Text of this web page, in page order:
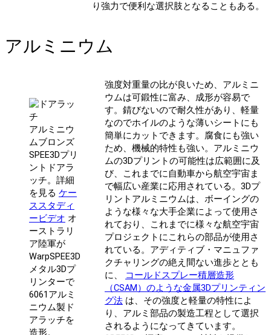
り強力で便利な選択肢となることもある。
アルミニウム
アルミニウ
ムブロンズ
SPEE3Dプリ
ントドアラ
ッチ。詳細
を見る ケー
ススタディ
ービデオ オ
ーストラリ
ア陸軍が
WarpSPEE3D
メタル3Dプ
リンターで
6061アルミ
ニウム製ド
アラッチを
造形。
強度対重量の比が良いため、アルミニ
ウムは可鍛性に富み、成形が容易で
す。錆びないので耐久性があり、軽量
なのでホイルのような薄いシートにも
簡単にカットできます。腐食にも強い
ため、機械的特性も強い。アルミニウ
ムの3Dプリントの可能性は広範囲に及
び、これまでに自動車から航空宇宙ま
で幅広い産業に応用されている。3Dプ
リントアルミニウムは、ボーイングの
ような様々な大手企業によって使用さ
れており、これまでに様々な航空宇宙
プロジェクトにこれらの部品が使用さ
れている。アディティブ・マニュファ
クチャリングの絶え間ない進歩ととも
に、
コールドスプレー積層造形
（CSAM）のような金属3Dプリンティン
グ法 は、その強度と軽量の特性によ
り、アルミ部品の製造工程として選択
されるようになってきています。